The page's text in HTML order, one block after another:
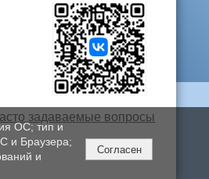
задаваемые вопросы
ОС; тип и
и Браузера;
и
Согласен